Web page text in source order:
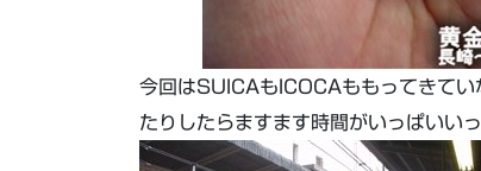
今回はSUICAもICOCAももってきて
たりしたらますます時間がいっぱい